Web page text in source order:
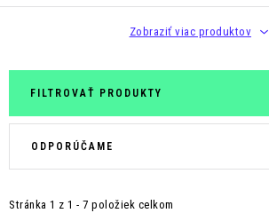
Zobraziť viac produktov
FILTROVAŤ PRODUKTY
iStránka 1 z 1 - 7 položiek celkom
e
ODPORÚČAME